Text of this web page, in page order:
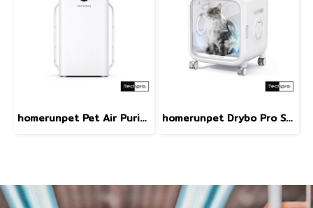
homerunpet Pet Air Purifier D1 เครื่องฟอกอากาศสำหรับสัตว์เลี้ยงพื้นที่ที่ครอบคลุม (sqm) 22-38 ㎡ homerunpet Drybo Pro Smart Pet Dryer PD80 Pro ตู้เป่าขนสัตว์เลี้ยงความจุุขนาด 80 ลิตร รุ่น PD80 Pro